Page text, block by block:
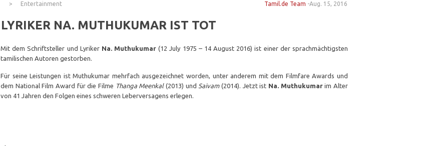
Entertainment Aug. 15, 2016
Tamil.de Team -
LYRIKER NA. MUTHUKUMAR IST TOT
Mit dem Schriftsteller und Lyriker Na. Muthukumar (12 July 1975 – 14 August 2016) ist einer der sprachmächtigsten
tamilischen Autoren gestorben.
Für seine Leistungen ist Muthukumar mehrfach ausgezeichnet worden, unter anderem mit dem Filmfare Awards und
dem National Film Award für die Filme Thanga Meenkal(2013) und Saivam(2014). Jetzt ist Na. Muthukumarim Alter
von 41 Jahren den Folgen eines schweren Leberversagens erlegen.